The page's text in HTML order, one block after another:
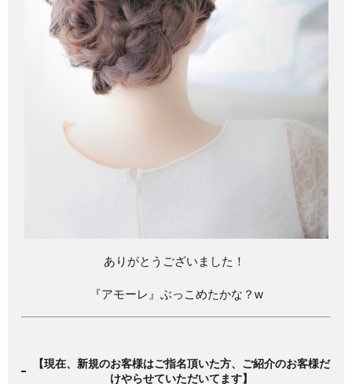
ありがとうございました！
『アモーレ』ぶっこめたかな？w
【現在、新規のお客様はご指名頂いた方、ご紹介のお客様だ
けやらせていただいてます】